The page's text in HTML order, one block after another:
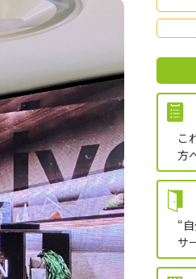
こ
方
“
サ